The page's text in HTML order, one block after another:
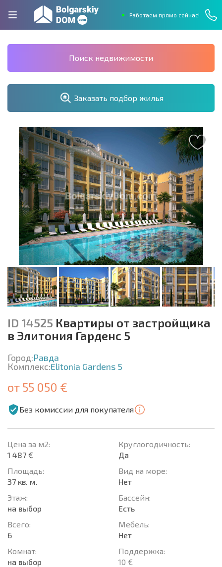
Работаем прямо сейчас!
Поиск недвижимости
Заказать подбор жилья
ID 14525 Квартиры от застройщика
в Элитония Гарденс 5
Город:Равда
Комплекс:Elitonia Gardens 5
от 55 050 €
Без комиссии для покупателя
Цена за м2:
1 487 €
Площадь:
37 кв. м.
Этаж:
на выбор
Всего:
6
Комнат:
на выбор
Круглогодичность:
Да
Вид на море:
Нет
Басcейн:
Есть
Мебель:
Нет
Поддержка:
10 €